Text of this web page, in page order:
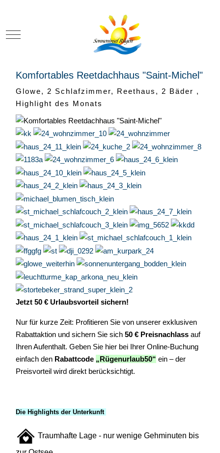
Mobile Menu Toggle
Komfortables Reetdachhaus "Saint-Michel"
Glowe, 2 Schlafzimmer, Reethaus, 2 Bäder ,
Highlight des Monats
Jetzt 50 € Urlaubsvorteil sichern!
Nur für kurze Zeit: Profitieren Sie von unserer exklusiven
Rabattaktion und sichern Sie sich 50 € Preisnachlass auf
Ihren Aufenthalt. Geben Sie hier bei Ihrer Online-Buchung
einfach den Rabattcode „Rügenurlaub50“ ein – der
Preisvorteil wird direkt berücksichtigt.
Die Highlights der Unterkunft
Traumhafte Lage - nur wenige Gehminuten bis